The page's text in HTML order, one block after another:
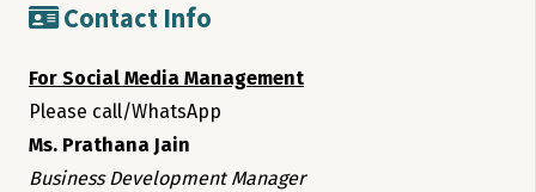
Contact Info
For Social Media Management
Please call/WhatsApp
Ms. Prathana Jain
Business Development Manager